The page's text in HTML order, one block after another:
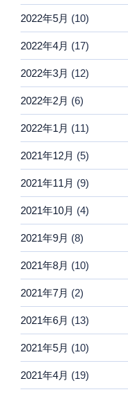
2022年5月 (10)
2022年4月 (17)
2022年3月 (12)
2022年2月 (6)
2022年1月 (11)
2021年12月 (5)
2021年11月 (9)
2021年10月 (4)
2021年9月 (8)
2021年8月 (10)
2021年7月 (2)
2021年6月 (13)
2021年5月 (10)
2021年4月 (19)